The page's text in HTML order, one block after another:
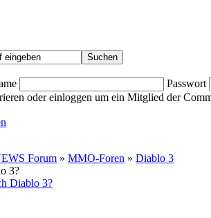
Passwort
oder einloggen um ein Mitglied der
Forum » MMO-Foren » Diablo 3
3?
Diablo 3?